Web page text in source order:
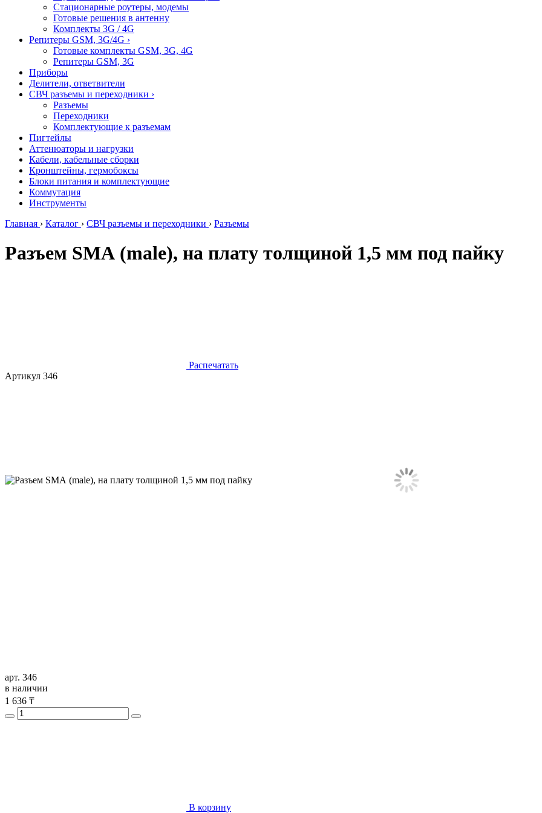
Стационарные роутеры, модемы
Готовые решения в антенну
Комплекты 3G / 4G
Репитеры GSM, 3G/4G ›
Готовые комплекты GSM, 3G, 4G
Репитеры GSM, 3G
Приборы
Делители, ответвители
СВЧ разъемы и переходники ›
Разъемы
Переходники
Комплектующие к разъемам
Пигтейлы
Аттенюаторы и нагрузки
Кабели, кабельные сборки
Кронштейны, гермобоксы
Блоки питания и комплектующие
Коммутация
Инструменты
Главная › Каталог › СВЧ разъемы и переходники › Разъемы
Разъем SМА (male), на плату толщиной 1,5 мм под пайку
Распечатать
Артикул 346
арт. 346
в наличии
1 636 ₸
В корзину